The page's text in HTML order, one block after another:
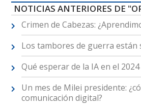
NOTICIAS ANTERIORES DE
Crimen de Cabezas:
Los tambores de guerra
Qué esperar de la IA en el 2024
Un mes de Milei presidente:
comunicación digital?